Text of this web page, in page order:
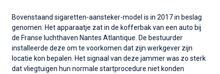
Bovenstaand sigaretten-aansteker-model is in 2017 in beslag
genomen. Het apparaatje zat in de kofferbak van een auto bij
de Franse luchthaven Nantes Atlantique. De bestuurder
installeerde deze om te voorkomen dat zijn werkgever zijn
locatie kon bepalen. Het signaal van deze jammer was zo sterk
dat vliegtuigen hun normale startprocedure niet konden